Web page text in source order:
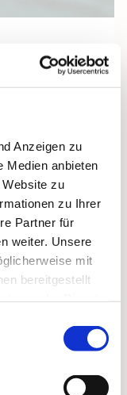
Anzeigen zu
Medien anbieten
zu
zu Ihrer
Partner für
weiter. Unsere
mit
bereitgestellt
2026,
4, 18356